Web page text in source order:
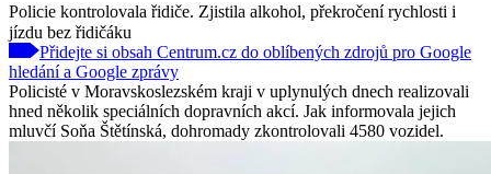
Policie kontrolovala řidiče. Zjistila alkohol, překročení rychlosti i
jízdu bez řidičáku
Přidejte si obsah Centrum.cz do oblíbených zdrojů pro Google
hledání a Google zprávy
Policisté v Moravskoslezském kraji v uplynulých dnech realizovali
hned několik speciálních dopravních akcí. Jak informovala jejich
mluvčí Soňa Štětínská, dohromady zkontrolovali 4580 vozidel.